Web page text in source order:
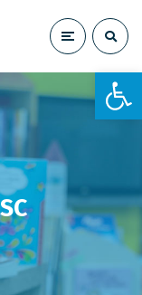
Open toolbar